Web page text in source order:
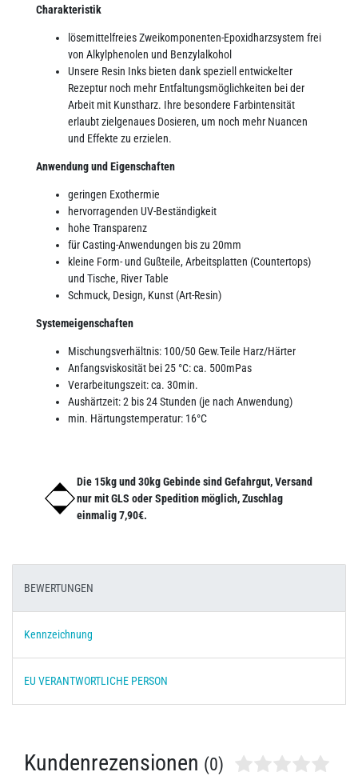
Charakteristik
lösemittelfreies Zweikomponenten-Epoxidharzsystem frei
von Alkylphenolen und Benzylalkohol
Unsere Resin Inks bieten dank speziell entwickelter
Rezeptur noch mehr Entfaltungsmöglichkeiten bei der
Arbeit mit Kunstharz. Ihre besondere Farbintensität
erlaubt zielgenaues Dosieren, um noch mehr Nuancen
und Effekte zu erzielen.
Anwendung und Eigenschaften
geringen Exothermie
hervorragenden UV-Beständigkeit
hohe Transparenz
für Casting-Anwendungen bis zu 20mm
kleine Form- und Gußteile, Arbeitsplatten (Countertops)
und Tische, River Table
Schmuck, Design, Kunst (Art-Resin)
Systemeigenschaften
Mischungsverhältnis: 100/50 Gew.Teile Harz/Härter
Anfangsviskosität bei 25 °C: ca. 500mPas
Verarbeitungszeit: ca. 30min.
Aushärtzeit: 2 bis 24 Stunden (je nach Anwendung)
min. Härtungstemperatur: 16°C
Die 15kg und 30kg Gebinde sind Gefahrgut, Versand
nur mit GLS oder Spedition möglich, Zuschlag
einmalig 7,90€.
BEWERTUNGEN
Kennzeichnung
EU VERANTWORTLICHE PERSON
Kundenrezensionen (0)